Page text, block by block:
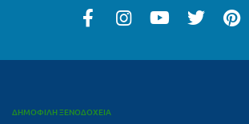
Μονεμβασιά
ΔΗΜΟΦΙΛΗ ΞΕΝΟΔΟΧΕΙΑ